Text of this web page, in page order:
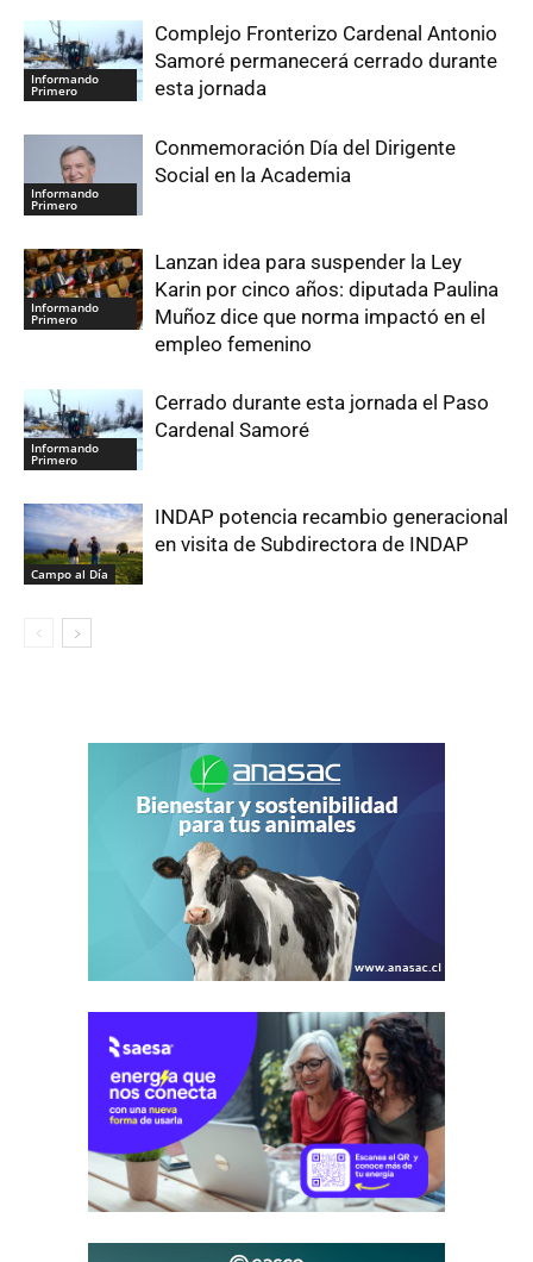
Informando
Primero
Complejo Fronterizo Cardenal Antonio
Samoré permanecerá cerrado durante
esta jornada
Informando
Primero
Conmemoración Día del Dirigente
Social en la Academia
Informando
Primero
Lanzan idea para suspender la Ley
Karin por cinco años: diputada Paulina
Muñoz dice que norma impactó en el
empleo femenino
Informando
Primero
Cerrado durante esta jornada el Paso
Cardenal Samoré
Campo al Día
INDAP potencia recambio generacional
en visita de Subdirectora de INDAP